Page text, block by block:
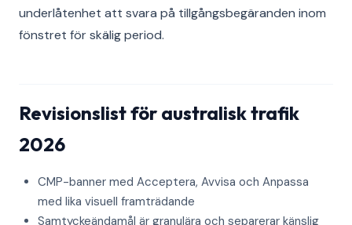
underlåtenhet att svara på tillgångsbegäranden inom
fönstret för skälig period.
Revisionslist för australisk trafik
2026
CMP-banner med Acceptera, Avvisa och Anpassa
med lika visuell framträdande
Samtyckeändamål är granulära och separerar känslig